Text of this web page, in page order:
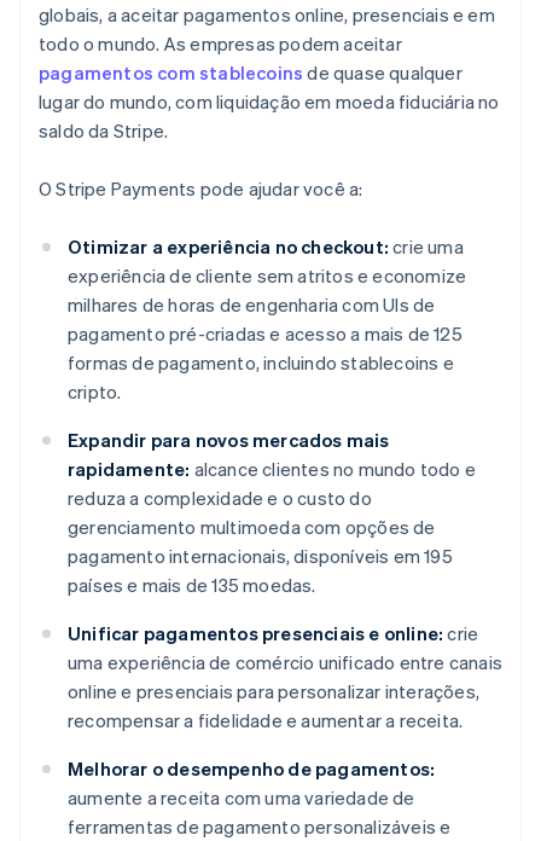
globais, a aceitar pagamentos online, presenciais e em
todo o mundo. As empresas podem aceitar
pagamentos com stablecoins de quase qualquer
lugar do mundo, com liquidação em moeda fiduciária no
saldo da Stripe.
O Stripe Payments pode ajudar você a:
Otimizar a experiência no checkout: crie uma
experiência de cliente sem atritos e economize
milhares de horas de engenharia com UIs de
pagamento pré-criadas e acesso a mais de 125
formas de pagamento, incluindo stablecoins e
cripto.
Expandir para novos mercados mais
rapidamente: alcance clientes no mundo todo e
reduza a complexidade e o custo do
gerenciamento multimoeda com opções de
pagamento internacionais, disponíveis em 195
países e mais de 135 moedas.
Unificar pagamentos presenciais e online: crie
uma experiência de comércio unificado entre canais
online e presenciais para personalizar interações,
recompensar a fidelidade e aumentar a receita.
Melhorar o desempenho de pagamentos:
aumente a receita com uma variedade de
ferramentas de pagamento personalizáveis e